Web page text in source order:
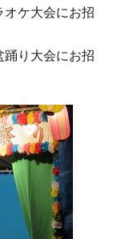
オケ大会にお招
踊り大会にお招